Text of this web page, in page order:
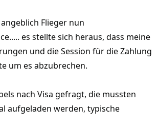
Flieger nun
es stellte sich heraus, dass meine
und die Session für die Zahlung
um es abzubrechen.
nach Visa gefragt, die mussten
aufgeladen werden, typische